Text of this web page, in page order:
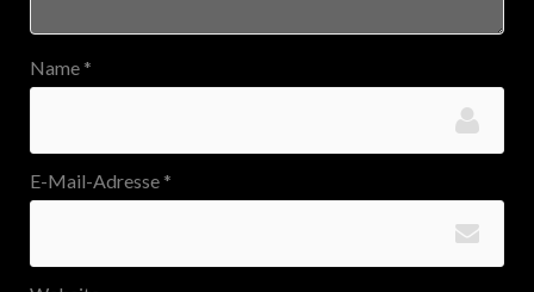
Name *
E-Mail-Adresse *